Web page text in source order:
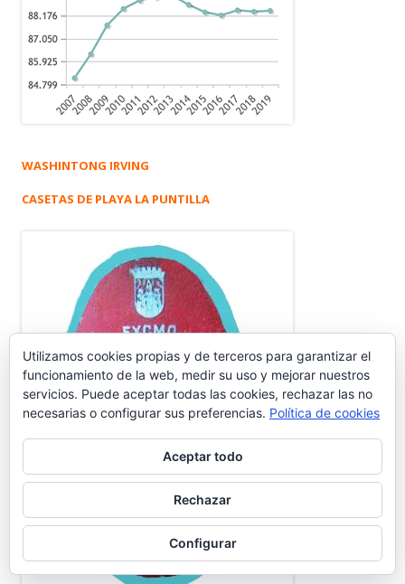
WASHINTONG IRVING
CASETAS DE PLAYA LA PUNTILLA
Utilizamos cookies propias y de terceros para garantizar el
funcionamiento de la web, medir su uso y mejorar nuestros
servicios. Puede aceptar todas las cookies, rechazar las no
necesarias o configurar sus preferencias. Política de cookies
Aceptar todo
Rechazar
Configurar